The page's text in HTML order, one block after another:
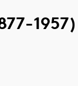
1957)